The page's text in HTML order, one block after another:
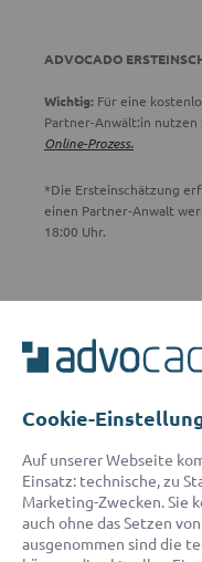
ADVOCADO
Wichtig: Für eine
Partner-Anwält:in nutzen
Online-Prozess.
*Die Ersteinschätzung
einen Partner-Anwalt
18:00 Uhr.
Unser Serviceteam ist
E-Mail:
© 2026 advocado - einfach
Cookie-
Auf unserer Webseite
Einsatz: technische, zu
Marketing-Zwecken. Sie
auch ohne das Setzen
ausgenommen sind die